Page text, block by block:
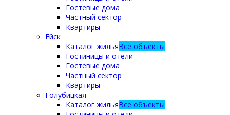
Гостевые дома
Частный сектор
Квартиры
Ейск
Каталог жильяВсе объекты
Гостиницы и отели
Гостевые дома
Частный сектор
Квартиры
Голубицкая
Каталог жильяВсе объекты